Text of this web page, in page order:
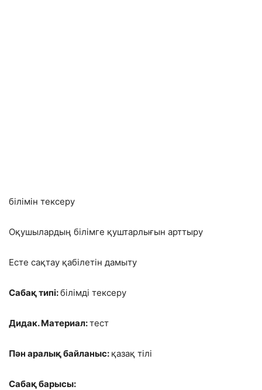
білімін тексеру
Оқушылардың білімге қуштарлығын арттыру
Есте сақтау қабілетін дамыту
Сабақ типі:білімді тексеру
Дидак. Материал:тест
Пән аралық байланыс: қазақ тілі
Сабақ барысы: